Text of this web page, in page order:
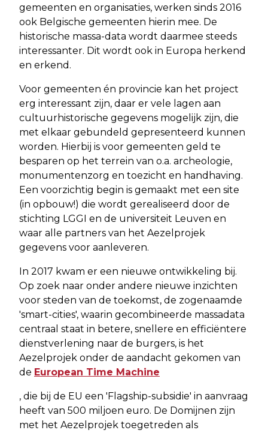
gemeenten en organisaties, werken sinds 2016
ook Belgische gemeenten hierin mee. De
historische massa-data wordt daarmee steeds
interessanter. Dit wordt ook in Europa herkend
en erkend.
Voor gemeenten én provincie kan het project
erg interessant zijn, daar er vele lagen aan
cultuurhistorische gegevens mogelijk zijn, die
met elkaar gebundeld gepresenteerd kunnen
worden. Hierbij is voor gemeenten geld te
besparen op het terrein van o.a. archeologie,
monumentenzorg en toezicht en handhaving.
Een voorzichtig begin is gemaakt met een site
(in opbouw!) die wordt gerealiseerd door de
stichting LGGI en de universiteit Leuven en
waar alle partners van het Aezelprojek
gegevens voor aanleveren.
In 2017 kwam er een nieuwe ontwikkeling bij.
Op zoek naar onder andere nieuwe inzichten
voor steden van de toekomst, de zogenaamde
'smart-cities', waarin gecombineerde massadata
centraal staat in betere, snellere en efficiëntere
dienstverlening naar de burgers, is het
Aezelprojek onder de aandacht gekomen van
de European Time Machine
, die bij de EU een 'Flagship-subsidie' in aanvraag
heeft van 500 miljoen euro. De Domijnen zijn
met het Aezelprojek toegetreden als